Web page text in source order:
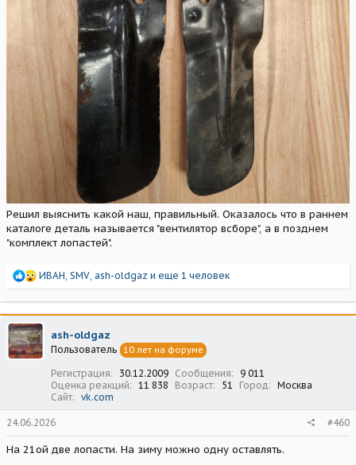
Решил выяснить какой наш, правильный. Оказалось что в раннем
каталоге деталь называется "вентилятор всборе", а в позднем
"комплект лопастей".
Р
а
к
ц
и
и
ИВАН, SMV, ash-oldgaz и еще 1 человек
ash-oldgaz
Пользователь 10 лет на форуме
Регистрация 30.12.2009 Сообщения
9 011
Оценка реакций
11 838 Возраст 51 Город
Москва
Сайт
vk.com
24.06.2026 #460
На 21ой две лопасти. На зиму можно одну оставлять.